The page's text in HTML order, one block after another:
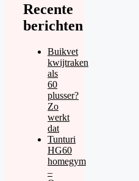
Recente
berichten
Buikvet
kwijtraken
als
60
plusser?
Zo
werkt
dat
Tunturi
HG60
homegym
–